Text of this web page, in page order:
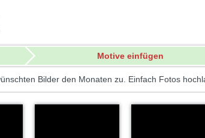
Motive einfügen
Bilder den Monaten zu. Einfach Fotos